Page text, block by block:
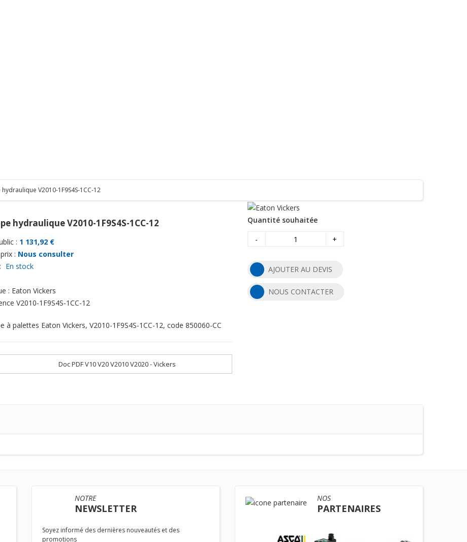
V2010-1F9S4S-1CC-12
hydraulique V2010-1F9S4S-1CC-12
: 1 131,92 €
: Nous consulter
En stock
: Eaton Vickers
V2010-1F9S4S-1CC-12
à palettes Eaton Vickers, V2010-1F9S4S-1CC-12, code 850060-CC
Doc PDF V10 V20 V2010 V2020 - Vickers
Quantité souhaitée
-
+
AJOUTER AU DEVIS
NOUS CONTACTER
NOTRE
NEWSLETTER
Soyez informé des dernières nouveautés et des
promotions
NOS
PARTENAIRES